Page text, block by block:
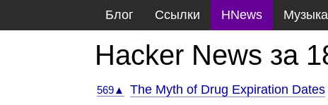
Блог Ссылки HNews Музыка
Hacker News за
569▲ The Myth of Drug Expiration Dates